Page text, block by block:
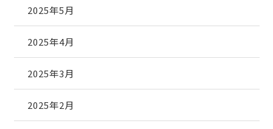
2025年5月
2025年4月
2025年3月
2025年2月